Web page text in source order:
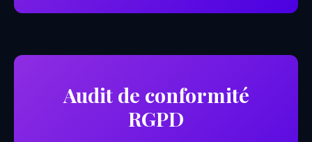
Audit de conformité
RGPD